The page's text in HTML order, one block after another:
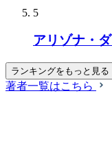
5
アリゾナ・
ランキングをもっと見る
著者一覧はこちら